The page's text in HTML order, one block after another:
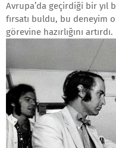
Avrupa’da geçirdiği bir yıl
fırsatı buldu, bu deneyim
görevine hazırlığını artırdı.